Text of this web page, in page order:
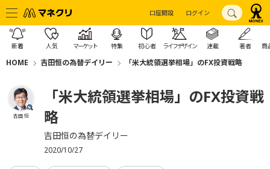
口座開設 ログイン
新着 人気 マーケット 特集 初心者 ライフデザイン 連載 著者 商
HOME 吉田恒の為替デイリー 「米大統領選挙相場」のFX投資戦略
吉田 恒
「米大統領選挙相場」のFX投資戦
略
吉田恒の為替デイリー
2020/10/27